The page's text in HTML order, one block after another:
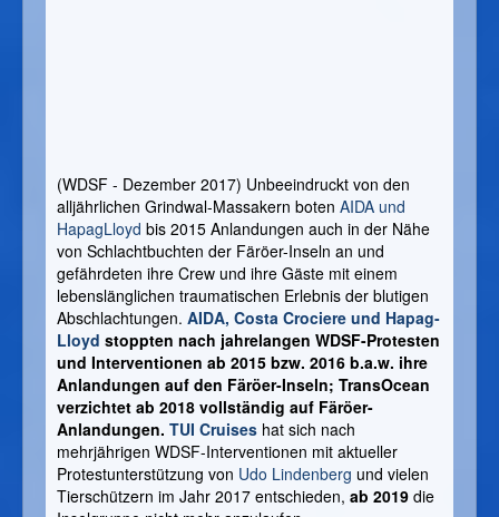
(WDSF - Dezember 2017) Unbeeindruckt von den
alljährlichen Grindwal-Massakern boten AIDA und
HapagLloyd bis 2015 Anlandungen auch in der Nähe
von Schlachtbuchten der Färöer-Inseln an und
gefährdeten ihre Crew und ihre Gäste mit einem
lebenslänglichen traumatischen Erlebnis der blutigen
Abschlachtungen. AIDA, Costa Crociere und Hapag-
Lloyd stoppten nach jahrelangen WDSF-Protesten
und Interventionen ab 2015 bzw. 2016 b.a.w. ihre
Anlandungen auf den Färöer-Inseln; TransOcean
verzichtet ab 2018 vollständig auf Färöer-
Anlandungen. TUI Cruises hat sich nach
mehrjährigen WDSF-Interventionen mit aktueller
Protestunterstützung von Udo Lindenberg und vielen
Tierschützern im Jahr 2017 entschieden, ab 2019 die